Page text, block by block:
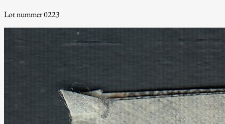
Lot nummer 0223